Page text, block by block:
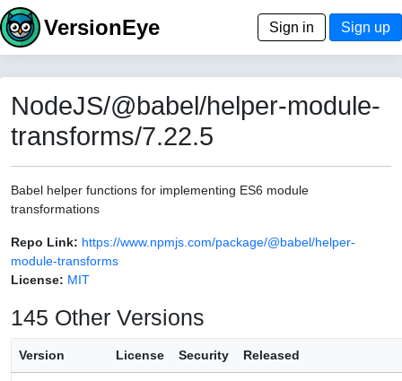
VersionEye Sign in Sign up
NodeJS/@babel/helper-module-
transforms/7.22.5
Babel helper functions for implementing ES6 module
transformations
Repo Link: https://www.npmjs.com/package/@babel/helper-
module-transforms
License: MIT
145 Other Versions
Version License Security Released